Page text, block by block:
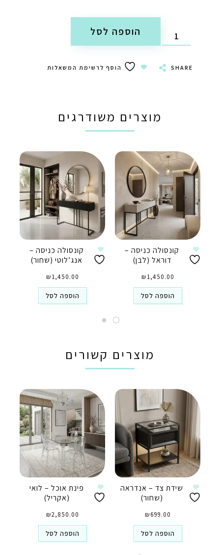
הוספה לסל
SHARE הוסף לרשימת המשאלות
מוצרים משודרגים
קונסולה כניסה –
דוראל (לבן)
₪1,450.00
הוספה לסל
קונסולה כניסה –
אנג’לוטי (שחור)
₪1,450.00
הוספה לסל
מוצרים קשורים
שידת צד – אנדראה
(שחור)
₪699.00
הוספה לסל
פינת אוכל – לואי
(אקריל)
₪2,850.00
הוספה לסל